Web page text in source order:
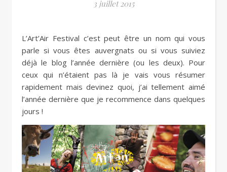
3 juillet 2015
L’Art’Air Festival c’est peut être un nom qui vous
parle si vous êtes auvergnats ou si vous suiviez
déjà le blog l’année dernière (ou les deux). Pour
ceux qui n’étaient pas là je vais vous résumer
rapidement mais devinez quoi, j’ai tellement aimé
l’année dernière que je recommence dans quelques
jours !